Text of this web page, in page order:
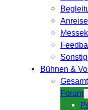
Bühnen &
Forum